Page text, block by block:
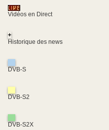
Vidéos en Direct
+
Historique des news
DVB-S
DVB-S2
DVB-S2X